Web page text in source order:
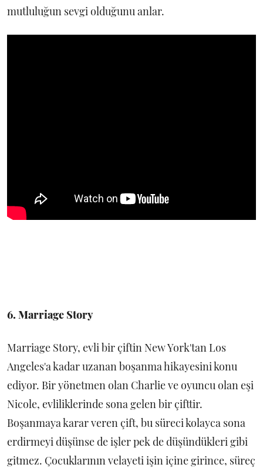
mutluluğun sevgi olduğunu anlar.
6. Marriage Story
Marriage Story, evli bir çiftin New York'tan Los
Angeles'a kadar uzanan boşanma hikayesini konu
ediyor. Bir yönetmen olan Charlie ve oyuncu olan eşi
Nicole, evliliklerinde sona gelen bir çifttir.
Boşanmaya karar veren çift, bu süreci kolayca sona
erdirmeyi düşünse de işler pek de düşündükleri gibi
gitmez. Çocuklarının velayeti işin içine girince, süreç